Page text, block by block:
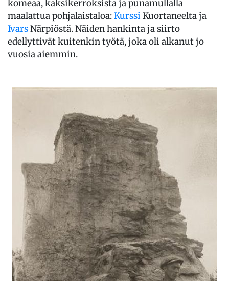
komeaa, kaksikerroksista ja punamullalla
maalattua pohjalaistaloa:Kurssi Kuortaneelta ja
IvarsNärpiöstä. Näiden hankinta ja siirto
edellyttivät kuitenkin työtä, joka oli alkanut jo
vuosia aiemmin.